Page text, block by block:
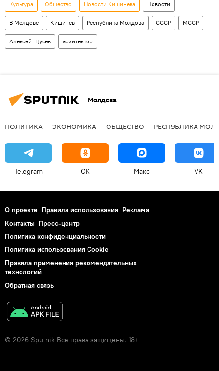
Культура Общество Новости Кишинева Новости
В Молдове Кишинев Республика Молдова СССР МССР
Алексей Щусев архитектор
Молдова
ПОЛИТИКА ЭКОНОМИКА ОБЩЕСТВО РЕСПУБЛИКА
Telegram OK Макс VK
О проекте Правила использования Реклама
Контакты Пресс-центр
Политика конфиденциальности
Политика использования Cookie
Правила применения рекомендательных
технологий
Обратная связь
© 2026 Sputnik Все права защищены. 18+